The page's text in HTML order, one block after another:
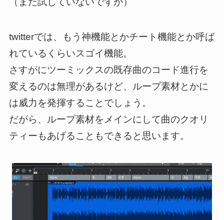
twitterでは、もう神機能とかチート機能とか呼ば
れているくらいスゴイ機能。
さすがにツーミックスの既存曲のコード進行を
変えるのは無理があるけど、ループ素材とかに
は威力を発揮することでしょう。
だがら、ループ素材をメインにして曲のクオリ
ティーもあげることもできると思います。